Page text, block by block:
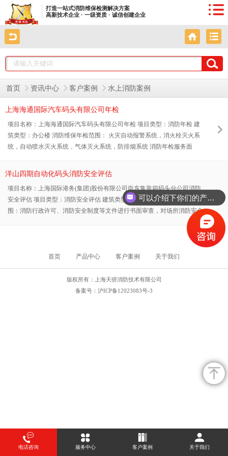
打造一站式消防维保检测解决方案
高新技术企业 · 一级资质 · 诚信创建企业
首页 资讯中心 客户案例 水上消防案例
上海海通国际汽车码头有限公司年检
项目名称：上海海通国际汽车码头有限公司年检 项目类型：消防年检 建
筑类型：办公楼 消防维保年检范围： 火灾自动报警系统，消火栓灭火系
统，自动喷水灭火系统，气体灭火系统，防排烟系统 消防年检服务面
托单位：上海海通国际汽车码头有限公司 上海海通国际汽车码头有限公
选，上海海通国际汽车码头有限公司从众多的消防检测公司中选中上海天
骄安宇消防
洋山四期自动化码头消防安全评估
项目名称：上海国际港务(集团)股份有限公司尚东集装箱码头分公司消防
安全评估 项目类型：消防安全评估 建筑类型：自动化码头 消防评估范
围：消防行政许可、消防安全制度等文件进行书面审查，对场所消防安全
状况进行现场检查，对单位消防安全管理及运行机制进行全面分析。 消
防检测评估服务面积：66847.24㎡ 项目地址：洋山四期自动化码头 委托
单位：上海国际港务(集团)股份有限公司尚东集装箱码头分公司 上海国际
港务(集团)股份有限公司尚东集装箱码头分公司位于浙江省小洋山岛，此
次评
首页 产品中心 客户案例 关于我们
版权所有：上海天骄消防技术有限公司
备案号： 沪ICP备12023083号-3
电话咨询 服务中心 客户案例 关于我们
可以介绍下你们的产品么？